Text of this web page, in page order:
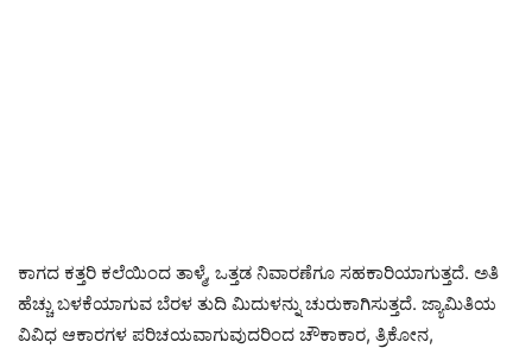
ಕಾಗದ ಕತ್ತರಿ ಕಲೆಯಿಂದ ತಾಳ್ಮೆ, ಒತ್ತಡ ನಿವಾರಣೆಗೂ ಸಹಕಾರಿಯಾಗುತ್ತದೆ. ಅತಿ
ಹೆಚ್ಚು ಬಳಕೆಯಾಗುವ ಬೆರಳ ತುದಿ ಮಿದುಳನ್ನು ಚುರುಕಾಗಿಸುತ್ತದೆ. ಜ್ಯಾಮಿತಿಯ
ವಿವಿಧ ಆಕಾರಗಳ ಪರಿಚಯವಾಗುವುದರಿಂದ ಚೌಕಾಕಾರ, ತ್ರಿಕೋನ,